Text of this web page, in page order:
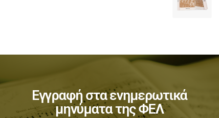
Εγγραφή στα ενημερωτικά
μηνύματα της ΦΕΛ